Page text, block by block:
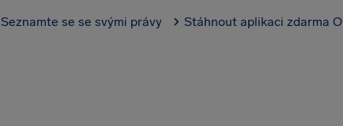
Seznamte se se svými právy Stáhnout aplikaci zdarma